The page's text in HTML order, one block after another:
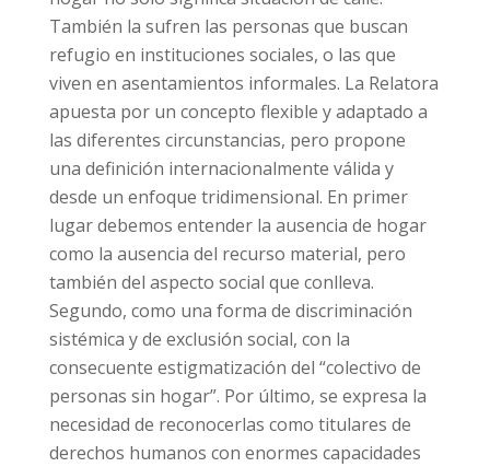
También la sufren las personas que buscan
refugio en instituciones sociales, o las que
viven en asentamientos informales. La Relatora
apuesta por un concepto flexible y adaptado a
las diferentes circunstancias, pero propone
una definición internacionalmente válida y
desde un enfoque tridimensional. En primer
lugar debemos entender la ausencia de hogar
como la ausencia del recurso material, pero
también del aspecto social que conlleva.
Segundo, como una forma de discriminación
sistémica y de exclusión social, con la
consecuente estigmatización del “colectivo de
personas sin hogar”. Por último, se expresa la
necesidad de reconocerlas como titulares de
derechos humanos con enormes capacidades